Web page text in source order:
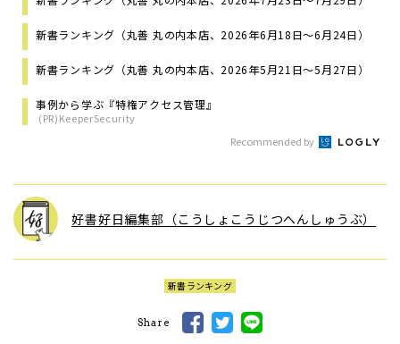
新書ランキング（丸善 丸の内本店、2026年6月18日～6月24日）
新書ランキング（丸善 丸の内本店、2026年5月21日～5月27日）
事例から学ぶ『特権アクセス管理』
(PR)KeeperSecurity
Recommended by
好書好日編集部（こうしょこうじつへんしゅうぶ）
新書ランキング
Share